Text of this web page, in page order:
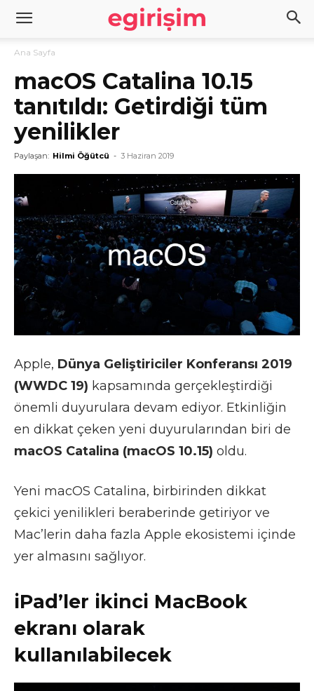
Ana Sayfa
macOS Catalina 10.15
tanıtıldı: Getirdiği tüm
yenilikler
Paylaşan: Hilmi Öğütcü - 3 Haziran 2019
Apple, Dünya Geliştiriciler Konferansı 2019
(WWDC 19) kapsamında gerçekleştirdiği
önemli duyurulara devam ediyor. Etkinliğin
en dikkat çeken yeni duyurularından biri de
macOS Catalina (macOS 10.15) oldu.
Yeni macOS Catalina, birbirinden dikkat
çekici yenilikleri beraberinde getiriyor ve
Mac’lerin daha fazla Apple ekosistemi içinde
yer almasını sağlıyor.
iPad’ler ikinci MacBook
ekranı olarak
kullanılabilecek